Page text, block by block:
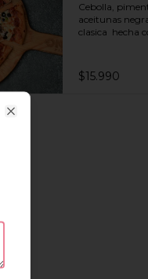
Cebolla,
aceitunas
clasica  hecha
$15.990